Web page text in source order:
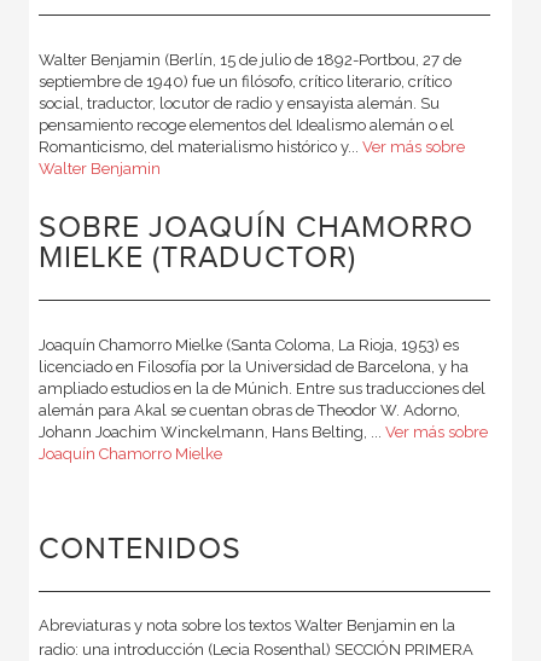
Walter Benjamin (Berlín, 15 de julio de 1892-Portbou, 27 de
septiembre de 1940) fue un filósofo, crítico literario, crítico
social, traductor, locutor de radio y ensayista alemán. Su
pensamiento recoge elementos del Idealismo alemán o el
Romanticismo, del materialismo histórico y... Ver más sobre
Walter Benjamin
SOBRE JOAQUÍN CHAMORRO
MIELKE (TRADUCTOR)
Joaquín Chamorro Mielke (Santa Coloma, La Rioja, 1953) es
licenciado en Filosofía por la Universidad de Barcelona, y ha
ampliado estudios en la de Múnich. Entre sus traducciones del
alemán para Akal se cuentan obras de Theodor W. Adorno,
Johann Joachim Winckelmann, Hans Belting, ... Ver más sobre
Joaquín Chamorro Mielke
CONTENIDOS
Abreviaturas y nota sobre los textos Walter Benjamin en la
radio: una introducción (Lecia Rosenthal) SECCIÓN PRIMERA